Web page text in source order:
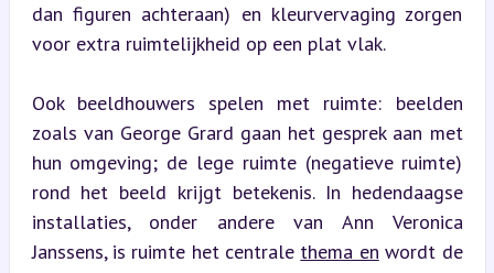
dan figuren achteraan) en kleurvervaging zorgen
voor extra ruimtelijkheid op een plat vlak.
Ook beeldhouwers spelen met ruimte: beelden
zoals van George Grard gaan het gesprek aan met
hun omgeving; de lege ruimte (negatieve ruimte)
rond het beeld krijgt betekenis. In hedendaagse
installaties, onder andere van Ann Veronica
Janssens, is ruimte het centrale thema en wordt de